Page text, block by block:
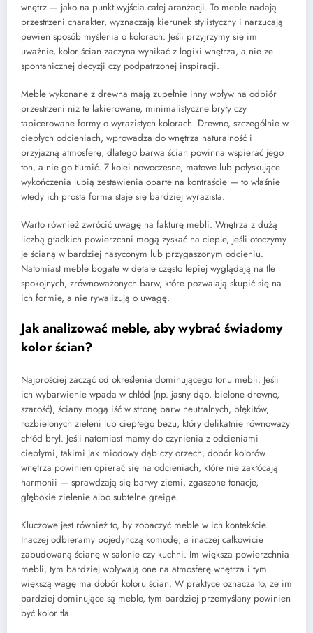
wnętrz — jako na punkt wyjścia całej aranżacji. To meble nadają
przestrzeni charakter, wyznaczają kierunek stylistyczny i narzucają
pewien sposób myślenia o kolorach. Jeśli przyjrzymy się im
uważnie, kolor ścian zaczyna wynikać z logiki wnętrza, a nie ze
spontanicznej decyzji czy podpatrzonej inspiracji.
Meble wykonane z drewna mają zupełnie inny wpływ na odbiór
przestrzeni niż te lakierowane, minimalistyczne bryły czy
tapicerowane formy o wyrazistych kolorach. Drewno, szczególnie w
ciepłych odcieniach, wprowadza do wnętrza naturalność i
przyjazną atmosferę, dlatego barwa ścian powinna wspierać jego
ton, a nie go tłumić. Z kolei nowoczesne, matowe lub połyskujące
wykończenia lubią zestawienia oparte na kontraście — to właśnie
wtedy ich prosta forma staje się bardziej wyrazista.
Warto również zwrócić uwagę na fakturę mebli. Wnętrza z dużą
liczbą gładkich powierzchni mogą zyskać na cieple, jeśli otoczymy
je ścianą w bardziej nasyconym lub przygaszonym odcieniu.
Natomiast meble bogate w detale często lepiej wyglądają na tle
spokojnych, zrównoważonych barw, które pozwalają skupić się na
ich formie, a nie rywalizują o uwagę.
Jak analizować meble, aby wybrać świadomy
kolor ścian?
Najprościej zacząć od określenia dominującego tonu mebli. Jeśli
ich wybarwienie wpada w chłód (np. jasny dąb, bielone drewno,
szarość), ściany mogą iść w stronę barw neutralnych, błękitów,
rozbielonych zieleni lub ciepłego beżu, który delikatnie równoważy
chłód brył. Jeśli natomiast mamy do czynienia z odcieniami
ciepłymi, takimi jak miodowy dąb czy orzech, dobór kolorów
wnętrza powinien opierać się na odcieniach, które nie zakłócają
harmonii — sprawdzają się barwy ziemi, zgaszone tonacje,
głębokie zielenie albo subtelne greige.
Kluczowe jest również to, by zobaczyć meble w ich kontekście.
Inaczej odbieramy pojedynczą komodę, a inaczej całkowicie
zabudowaną ścianę w salonie czy kuchni. Im większa powierzchnia
mebli, tym bardziej wpływają one na atmosferę wnętrza i tym
większą wagę ma dobór koloru ścian. W praktyce oznacza to, że im
bardziej dominujące są meble, tym bardziej przemyślany powinien
być kolor tła.